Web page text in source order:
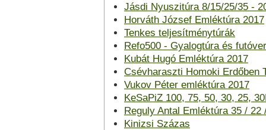
Jásdi Nyuszitúra 8/15/25/35 -
Horváth József Emléktúra 2017
Tenkes teljesítménytúrák
Refo500 - Gyalogtúra és
Kubát Hugó Emléktúra 2017
Csévharaszti Homoki Erdőben
Vukov Péter emléktúra 2017
KeSaPiZ 100, 75, 50, 30, 25,
Reguly Antal Emléktúra 35 / 22
Kinizsi Százas